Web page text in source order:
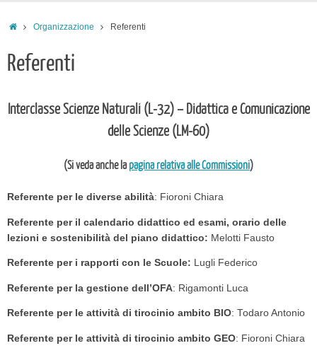
HomeOrganizzazione Referenti
Referenti
Interclasse Scienze Naturali (L-32) – Didattica e Comunicazione
delle Scienze (LM-60)
(Si veda anche lapagina relativa alle Commissioni)
Referente per le diverse abilità: Fioroni Chiara
Referente per il calendario didattico ed esami, orario delle
lezioni e sostenibilità del piano didattico: Melotti Fausto
Referente per i rapporti con le Scuole: Lugli Federico
Referente per la gestione dell’OFA: Rigamonti Luca
Referente per le attività di tirocinio ambito BIO: Todaro Antonio
Referente per le attività di tirocinio ambito GEO: Fioroni Chiara